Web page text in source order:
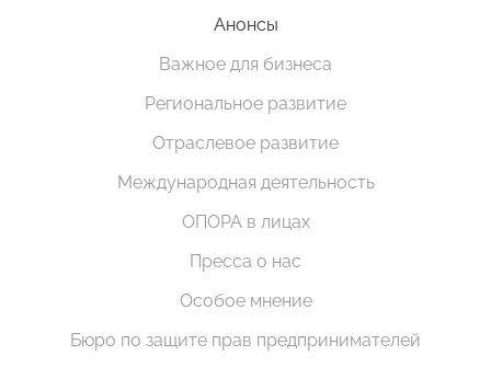
Анонсы
Важное для бизнеса
Региональное развитие
Отраслевое развитие
Международная деятельность
ОПОРА в лицах
Пресса о нас
Особое мнение
Бюро по защите прав предпринимателей